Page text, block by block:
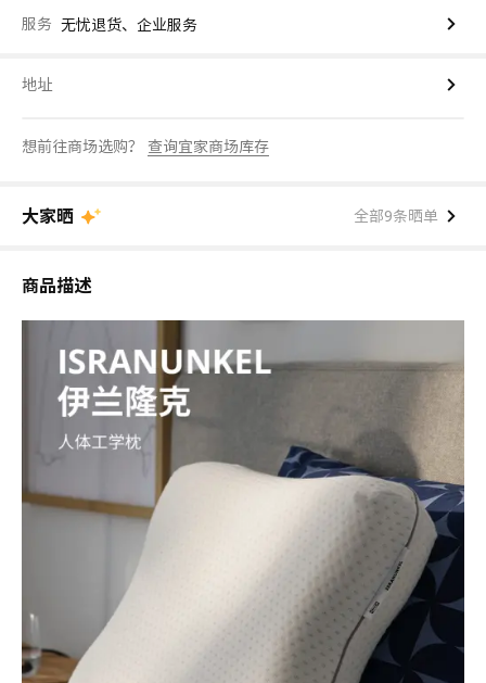
服务 无忧退货、企业服务
地址
想前往商场选购？ 查询宜家商场库存
大家晒 全部9条晒单
商品描述